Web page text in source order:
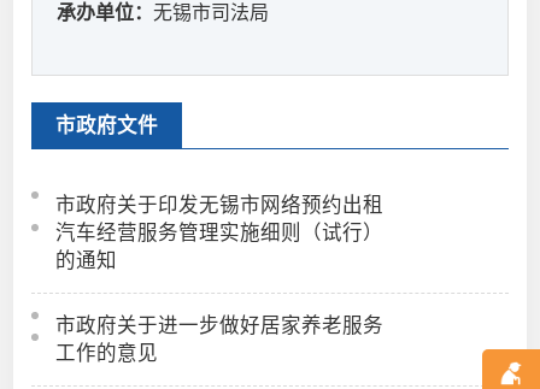
承办单位：无锡市司法局
市政府文件
市政府关于印发无锡市网络预约出租
汽车经营服务管理实施细则（试行）
的通知
市政府关于进一步做好居家养老服务
工作的意见